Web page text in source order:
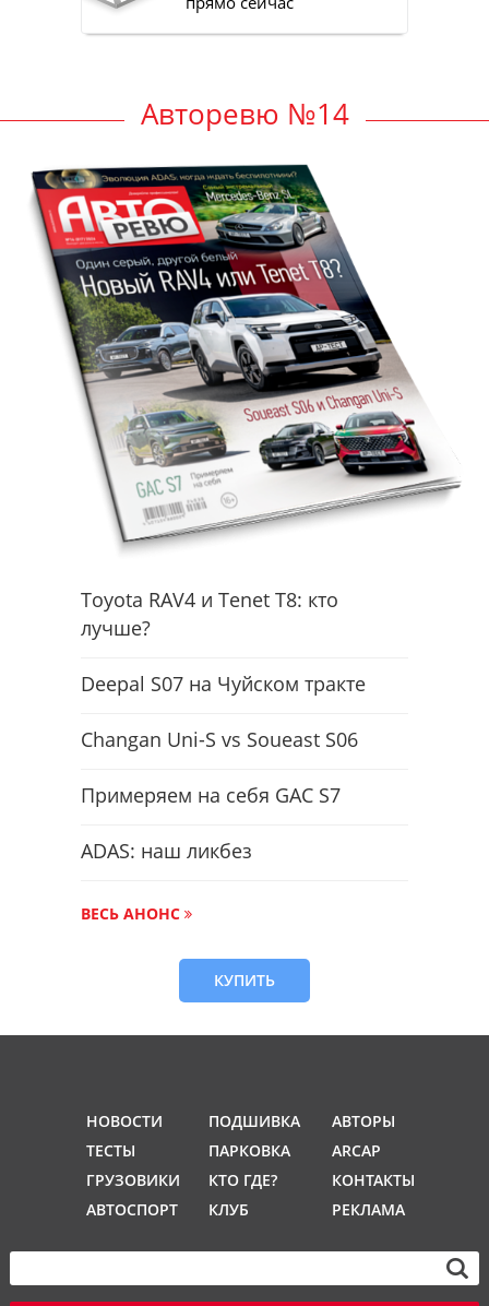
Авторевю №14
Toyota RAV4 и Tenet T8: кто
лучше?
Deepal S07 на Чуйском тракте
Changan Uni-S vs Soueast S06
Примеряем на себя GAC S7
ADAS: наш ликбез
ВЕСЬ АНОНС
КУПИТЬ
НОВОСТИ
ТЕСТЫ
ГРУЗОВИКИ
АВТОСПОРТ
ПОДШИВКА
ПАРКОВКА
КТО ГДЕ?
КЛУБ
АВТОРЫ
ARCAP
КОНТАКТЫ
РЕКЛАМА